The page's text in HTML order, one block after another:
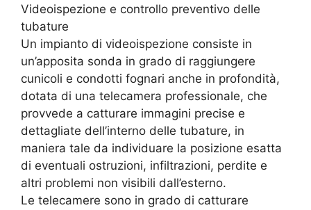
Videoispezione e controllo preventivo delle
tubature
Un impianto di videoispezione consiste in
un’apposita sonda in grado di raggiungere
cunicoli e condotti fognari anche in profondità,
dotata di una telecamera professionale, che
provvede a catturare immagini precise e
dettagliate dell’interno delle tubature, in
maniera tale da individuare la posizione esatta
di eventuali ostruzioni, infiltrazioni, perdite e
altri problemi non visibili dall’esterno.
Le telecamere sono in grado di catturare